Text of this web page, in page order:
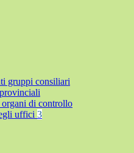
gruppi consiliari
di controllo
uffici 3